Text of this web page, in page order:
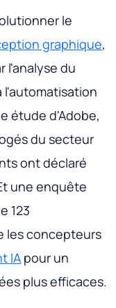
le
graphique,
l'analyse du
étude d'Adobe,
du secteur
ont déclaré
une enquête
123
les concepteurs
IA pour un
plus efficaces.